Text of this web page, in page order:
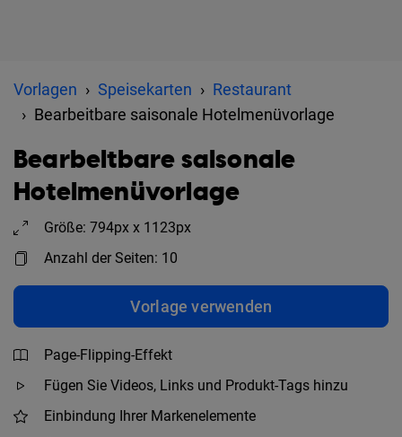
Vorlagen Speisekarten
Restaurant
Bearbeitbare saisonale Hotelmenüvorlage
Bearbeitbare saisonale
Hotelmenüvorlage
Größe: 794px x 1123px
Anzahl der Seiten: 10
Vorlage verwenden
Page-Flipping-Effekt
Fügen Sie Videos, Links und Produkt-Tags hinzu
Einbindung Ihrer Markenelemente